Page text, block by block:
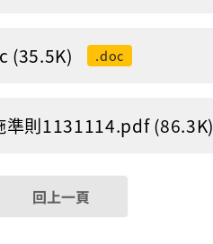
(35.5K) .doc
準則1131114.pdf (86.3K)
回上一頁